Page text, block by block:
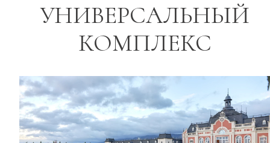
УНИВЕРСАЛЬНЫЙ
КОМПЛЕКС